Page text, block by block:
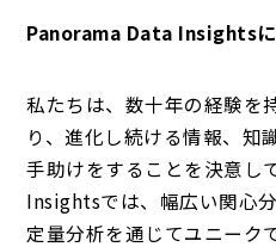
Panorama Data Insights
私たちは、数十年の経験を
り、進化し続ける情報、知
手助けをすることを決意し
Insightsでは、幅広い関心
定量分析を通じてユニーク